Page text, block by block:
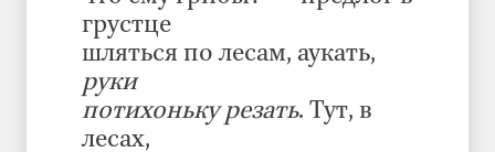
грустце
шляться по лесам, аукать,
руки
потихоньку резать. Тут, в
лесах,